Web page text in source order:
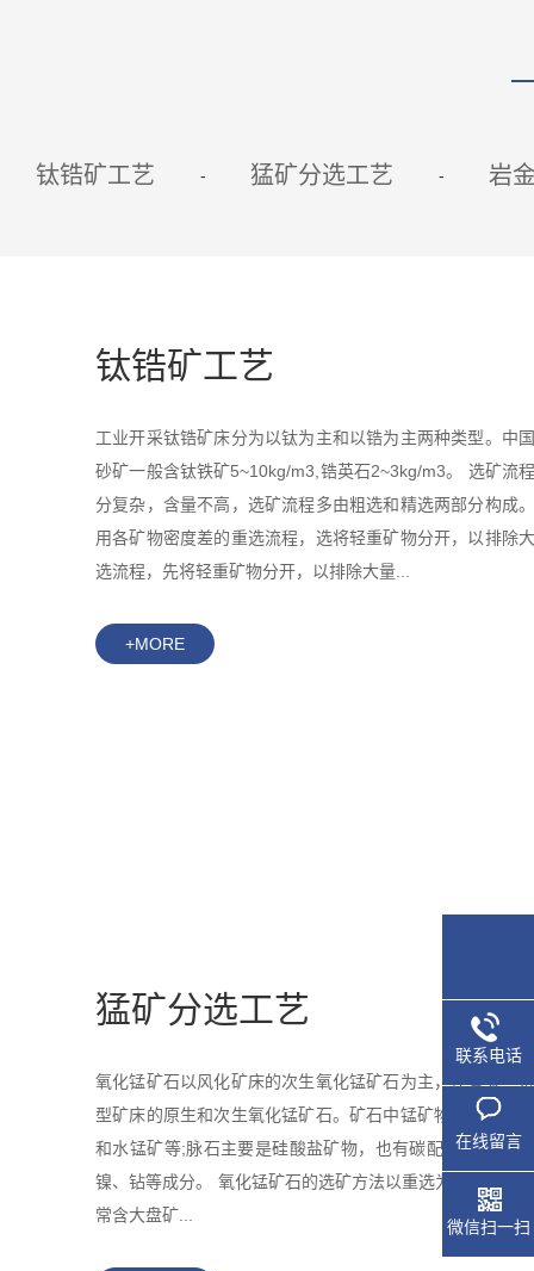
钛锆矿工艺 猛矿分选工艺 岩
钛锆矿工艺
工业开采钛锆矿床分为以钛为主和以锆为主两种类型。中
砂矿一般含钛铁矿5~10kg/m3,锆英石2~3kg/m3。 选矿流
分复杂，含量不高，选矿流程多由粗选和精选两部分构成
用各矿物密度差的重选流程，选将轻重矿物分开，以排除
选流程，先将轻重矿物分开，以排除大量...
+MORE
猛矿分选工艺
氧化锰矿石以风化矿床的次生氧化锰矿石为主，还有某些
型矿床的原生和次生氧化锰矿石。矿石中锰矿物主要是硬
和水锰矿等;脉石主要是硅酸盐矿物，也有碳配盐矿物;常
镍、钻等成分。 氧化锰矿石的选矿方法以重选为主。风化
常含大盘矿...
联系电话
在线留言
微信扫一扫